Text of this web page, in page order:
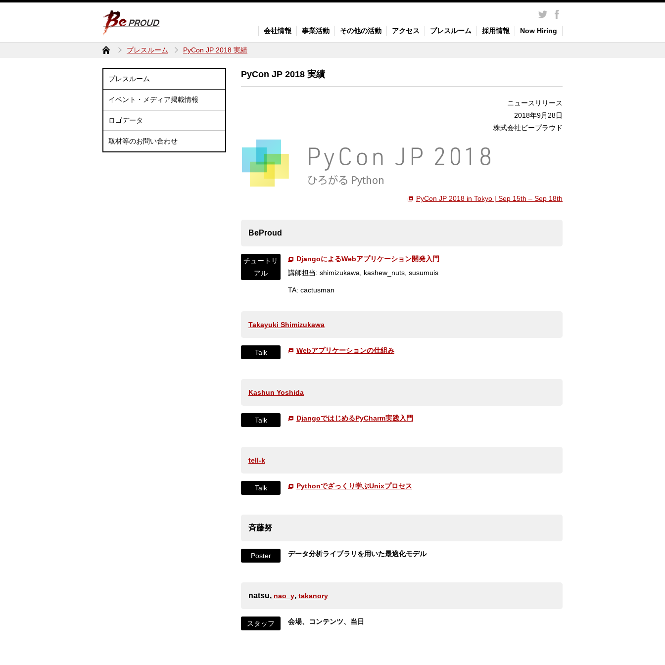
会社情報 事業活動 その他の活動 アクセス プレスルーム 採用情報 Now Hiring
プレスルーム PyCon JP 2018 実績
プレスルーム
イベント・メディア掲載情報
ロゴデータ
取材等のお問い合わせ
PyCon JP 2018 実績
ニュースリリース
2018年9月28日
株式会社ビープラウド
PyCon JP 2018 in Tokyo | Sep 15th – Sep 18th
BeProud
チュートリ
アル
DjangoによるWebアプリケーション開発入門
講師担当: shimizukawa, kashew_nuts, susumuis
TA: cactusman
Takayuki Shimizukawa
Talk Webアプリケーションの仕組み
Kashun Yoshida
Talk DjangoではじめるPyCharm実践入門
tell-k
Talk Pythonでざっくり学ぶUnixプロセス
斉藤努
Poster データ分析ライブラリを用いた最適化モデル
natsu, nao_y, takanory
スタッフ 会場、コンテンツ、当日